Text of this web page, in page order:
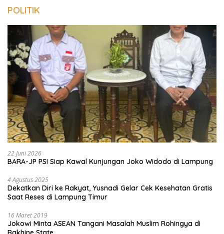
POLITIK
22 Juni 2026
BARA-JP PSI Siap Kawal Kunjungan Joko Widodo di Lampung
4 Agustus 2025
Dekatkan Diri ke Rakyat, Yusnadi Gelar Cek Kesehatan Gratis
Saat Reses di Lampung Timur
16 Maret 2019
Jokowi Minta ASEAN Tangani Masalah Muslim Rohingya di